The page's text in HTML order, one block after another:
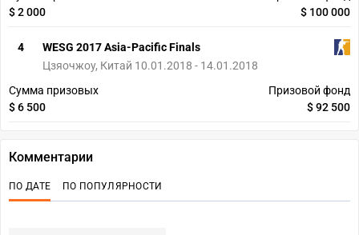
$ 2 000
$ 100 000
4
WESG 2017 Asia-Pacific Finals
Цзяочжоу, Китай 10.01.2018 - 14.01.2018
Сумма призовых
$ 6 500
Призовой фонд
$ 92 500
Комментарии
ПО ДАТЕ ПО ПОПУЛЯРНОСТИ